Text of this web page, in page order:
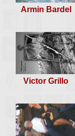
Armin Bardel
Victor Grillo